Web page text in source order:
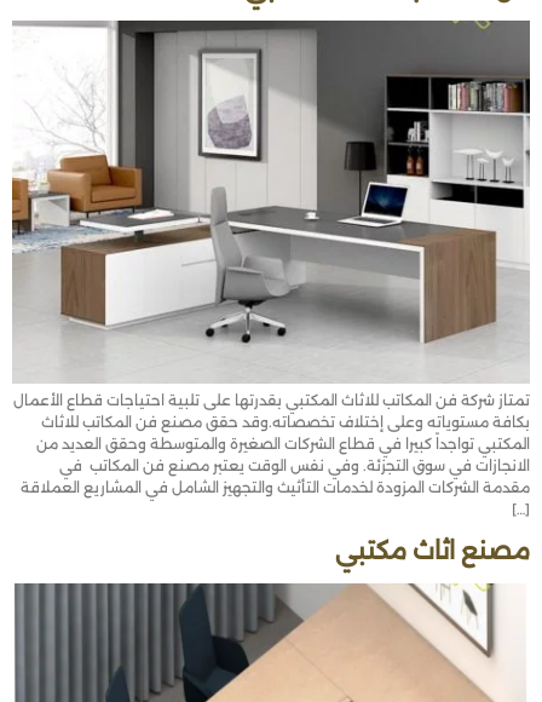
تمتاز شركة فن المكاتب للاثاث المكتبي بقدرتها على تلبية احتياجات قطاع الأعمال
بكافة مستوياته وعلى إختلاف تخصصاته.وقد حقق مصنع فن المكاتب للاثاث
المكتبي تواجداً كبيرا في قطاع الشركات الصغيرة والمتوسطة وحقق العديد من
الانجازات في سوق التجزئة. وفي نفس الوقت يعتبر مصنع فن المكاتب في
مقدمة الشركات المزودة لخدمات التأثيث والتجهيز الشامل في المشاريع العملاقة
[…]
مصنع اثاث مكتبي